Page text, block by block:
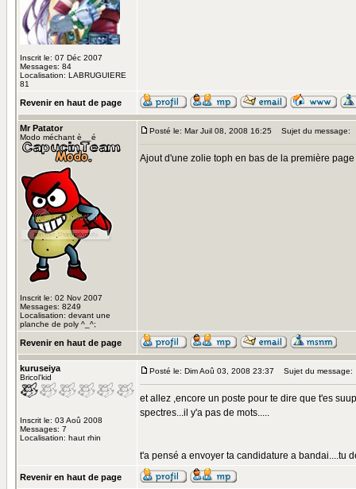
Inscrit le: 07 Déc 2007
Messages: 84
Localisation: LABRUGUIERE
81
Revenir en haut de page
Mr Patator
Modo méchant è__é
Inscrit le: 02 Nov 2007
Messages: 8249
Localisation: devant une
planche de poly ^_^;
Posté le: Mar Juil 08, 2008 16:25 Sujet du message:
Ajout d'une zolie toph en bas de la première
Revenir en haut de page
kuruseiya
Bricol'kid
Inscrit le: 03 Aoû 2008
Messages: 7
Localisation: haut rhin
Posté le: Dim Aoû 03, 2008 23:37 Sujet du message:
et allez ,encore un poste pour te dire que t'es
spectres...il y'a pas de mots.....
t'a pensé a envoyer ta candidature a bandai....tu
Revenir en haut de page